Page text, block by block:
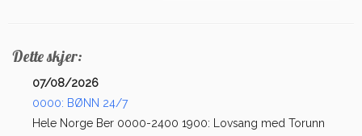
Dette skjer:
07/08/2026
0000: BØNN 24/7
Hele Norge Ber 0000-2400 1900: Lovsang med Torunn